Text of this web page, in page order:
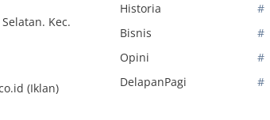
Kec.
(Iklan)
Historia
Bisnis
Opini
DelapanPagi